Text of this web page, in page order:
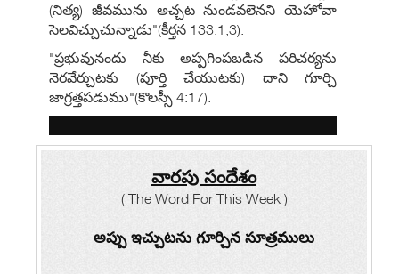
(నిత్య) జీవమును అచ్చట నుండవలెనని యెహోవా
సెలవిచ్చుచున్నాడు"(కీర్తన 133:1,3).
"ప్రభువునందు నీకు అప్పగింపబడిన పరిచర్యను
నెరవేర్చుటకు (పూర్తి చేయుటకు) దాని గూర్చి
జాగ్రత్తపడుము"(కొలస్సీ 4:17).
వారపు సందేశం
( The Word For This Week )
అప్పు ఇచ్చుటను గూర్చిన సూత్రములు